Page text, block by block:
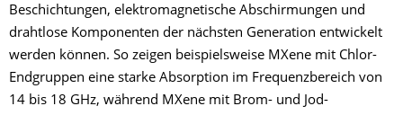
Beschichtungen, elektromagnetische Abschirmungen und
drahtlose Komponenten der nächsten Generation entwickelt
werden können. So zeigen beispielsweise MXene mit Chlor-
Endgruppen eine starke Absorption im Frequenzbereich von
14 bis 18 GHz, während MXene mit Brom- und Jod-